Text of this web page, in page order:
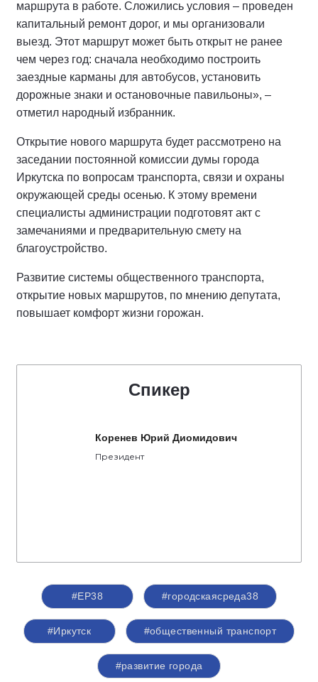
маршрута в работе. Сложились условия – проведен
капитальный ремонт дорог, и мы организовали
выезд. Этот маршрут может быть открыт не ранее
чем через год: сначала необходимо построить
заездные карманы для автобусов, установить
дорожные знаки и остановочные павильоны», –
отметил народный избранник.
Открытие нового маршрута будет рассмотрено на
заседании постоянной комиссии думы города
Иркутска по вопросам транспорта, связи и охраны
окружающей среды осенью. К этому времени
специалисты администрации подготовят акт с
замечаниями и предварительную смету на
благоустройство.
Развитие системы общественного транспорта,
открытие новых маршрутов, по мнению депутата,
повышает комфорт жизни горожан.
Спикер
Коренев Юрий Диомидович
Президент
#ЕР38 #городскаясреда38
#Иркутск #общественный транспорт
#развитие города